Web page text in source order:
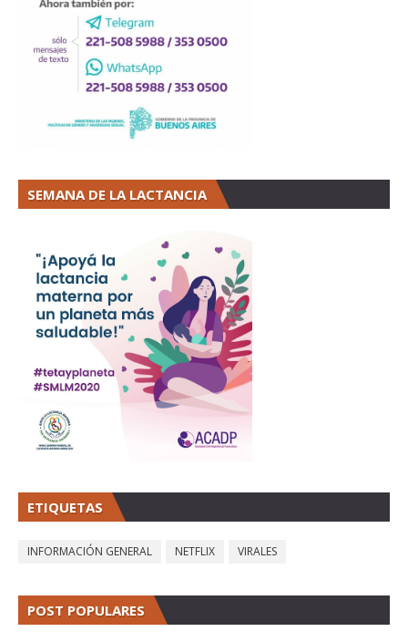
SEMANA DE LA LACTANCIA
ETIQUETAS
INFORMACIÓN GENERAL NETFLIX VIRALES
POST POPULARES